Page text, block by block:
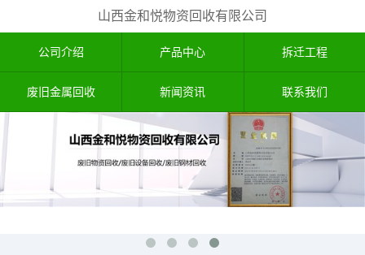
山西金和悦物资回收有限公司
公司介绍 产品中心 拆迁工程
废旧金属回收 新闻资讯 联系我们